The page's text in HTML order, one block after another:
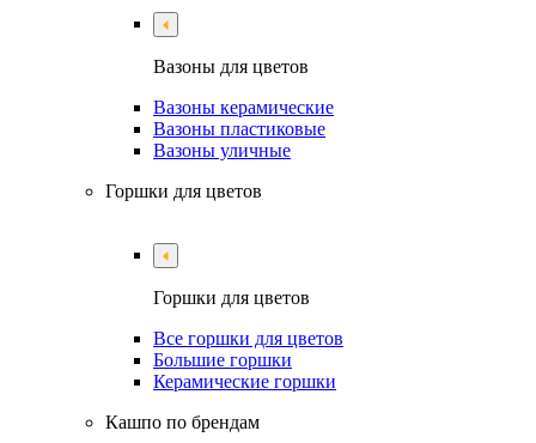
Вазоны для цветов
Вазоны керамические
Вазоны пластиковые
Вазоны уличные
Горшки для цветов
Горшки для цветов
Все горшки для цветов
Большие горшки
Керамические горшки
Кашпо по брендам